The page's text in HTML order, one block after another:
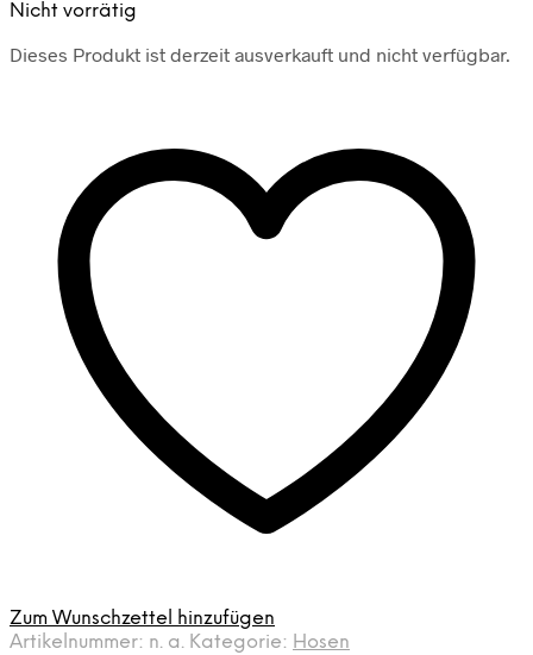
Nicht vorrätig
Dieses Produkt ist derzeit ausverkauft und nicht verfügbar.
Zum Wunschzettel hinzufügen
Artikelnummer: n. a. Kategorie: Hosen